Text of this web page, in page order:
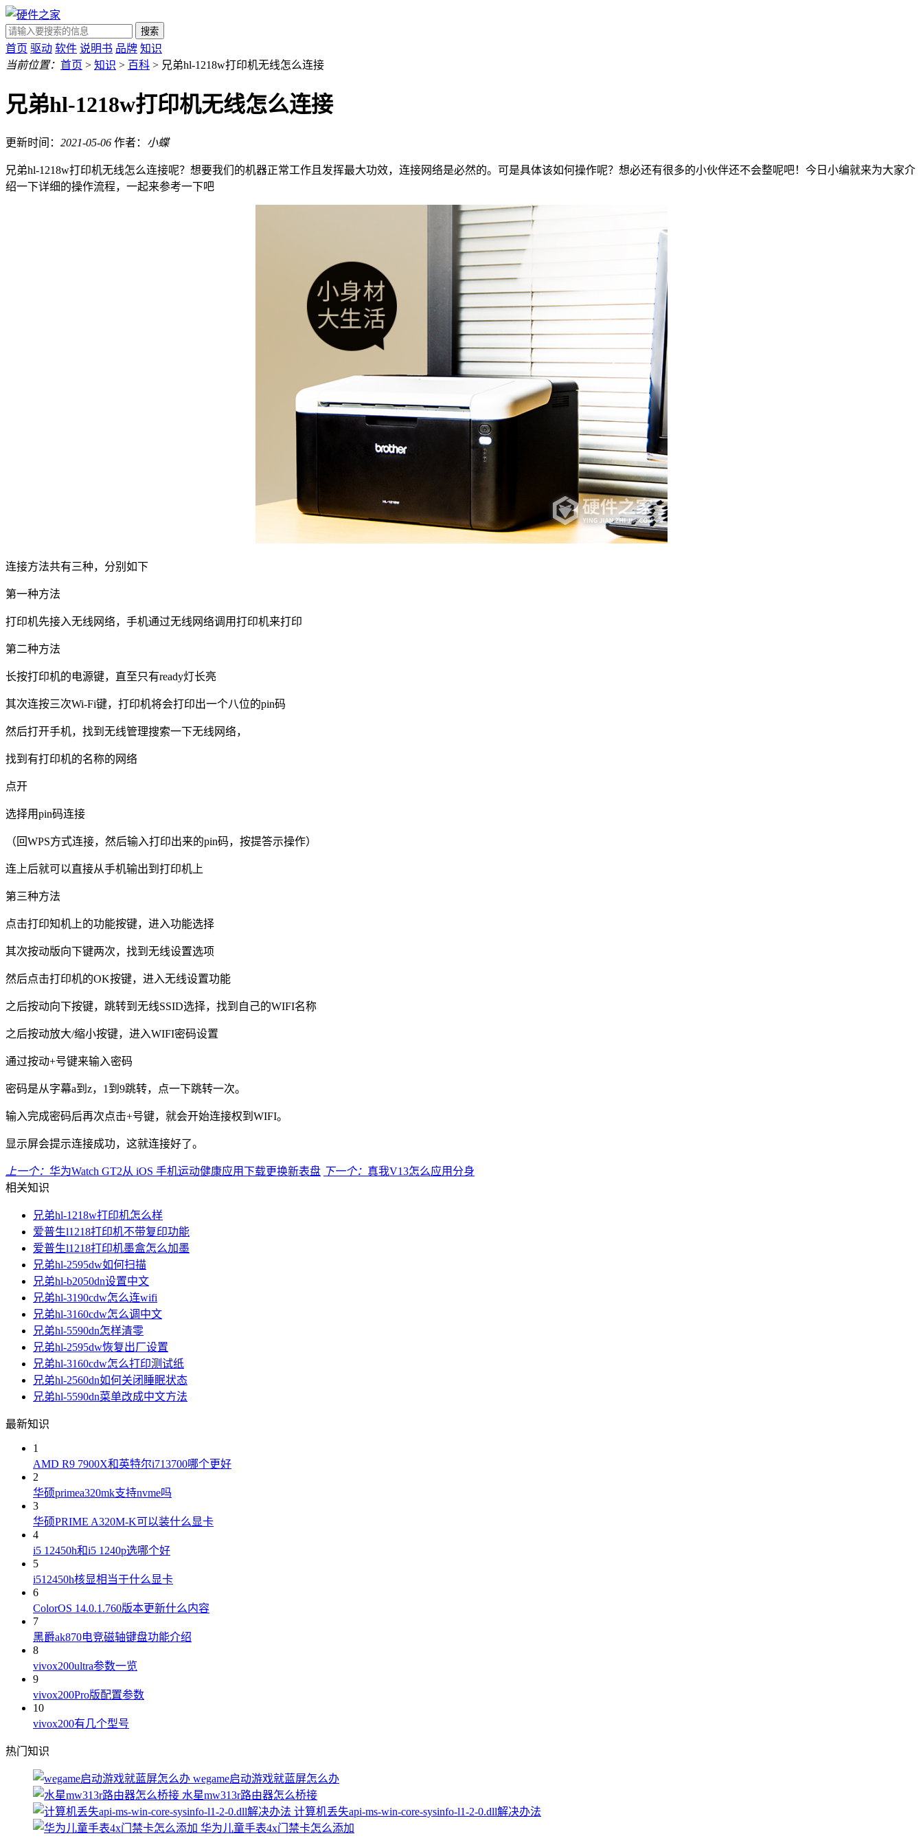
搜索
首页 驱动 软件 说明书 品牌 知识
当前位置： 首页 > 知识 > 百科 > 兄弟hl-1218w打印机无线怎么连接
兄弟hl-1218w打印机无线怎么连接
更新时间： 2021-05-06 作者： 小蝶
兄弟hl-1218w打印机无线怎么连接呢？想要我们的机器正常工作且发挥最大功效，连接网络是必然的。可是具体该如何操作呢？想必还有很多的小伙伴还不会整呢吧！今日小编就来为大家介
绍一下详细的操作流程，一起来参考一下吧
连接方法共有三种，分别如下
第一种方法
打印机先接入无线网络，手机通过无线网络调用打印机来打印
第二种方法
长按打印机的电源键，直至只有ready灯长亮
其次连按三次Wi-Fi键，打印机将会打印出一个八位的pin码
然后打开手机，找到无线管理搜索一下无线网络，
找到有打印机的名称的网络
点开
选择用pin码连接
（回WPS方式连接，然后输入打印出来的pin码，按提答示操作）
连上后就可以直接从手机输出到打印机上
第三种方法
点击打印知机上的功能按键，进入功能选择
其次按动版向下键两次，找到无线设置选项
然后点击打印机的OK按键，进入无线设置功能
之后按动向下按键，跳转到无线SSID选择，找到自己的WIFI名称
之后按动放大/缩小按键，进入WIFI密码设置
通过按动+号键来输入密码
密码是从字幕a到z，1到9跳转，点一下跳转一次。
输入完成密码后再次点击+号键，就会开始连接权到WIFI。
显示屏会提示连接成功，这就连接好了。
上一个： 华为Watch GT2从 iOS 手机运动健康应用下载更换新表盘 下一个： 真我V13怎么应用分身
相关知识
兄弟hl-1218w打印机怎么样
爱普生l1218打印机不带复印功能
爱普生l1218打印机墨盒怎么加墨
兄弟hl-2595dw如何扫描
兄弟hl-b2050dn设置中文
兄弟hl-3190cdw怎么连wifi
兄弟hl-3160cdw怎么调中文
兄弟hl-5590dn怎样清零
兄弟hl-2595dw恢复出厂设置
兄弟hl-3160cdw怎么打印测试纸
兄弟hl-2560dn如何关闭睡眠状态
兄弟hl-5590dn菜单改成中文方法
最新知识
1
AMD R9 7900X和英特尔i713700哪个更好
2
华硕primea320mk支持nvme吗
3
华硕PRIME A320M-K可以装什么显卡
4
i5 12450h和i5 1240p选哪个好
5
i512450h核显相当于什么显卡
6
ColorOS 14.0.1.760版本更新什么内容
7
黑爵ak870电竞磁轴键盘功能介绍
8
vivox200ultra参数一览
9
vivox200Pro版配置参数
10
vivox200有几个型号
热门知识
wegame启动游戏就蓝屏怎么办
水星mw313r路由器怎么桥接
计算机丢失api-ms-win-core-sysinfo-l1-2-0.dll解决办法
华为儿童手表4x门禁卡怎么添加